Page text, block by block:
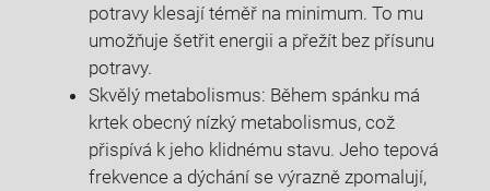
potravy klesají téměř na minimum. To mu
umožňuje šetřit energii a přežít bez přísunu
potravy.
Skvělý metabolismus: Během spánku má
krtek obecný nízký metabolismus, což
přispívá k jeho klidnému stavu. Jeho tepová
frekvence a dýchání se výrazně zpomalují,